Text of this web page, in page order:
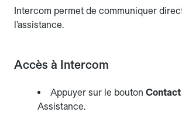
Intercom permet de communiquer
l’assistance.
Accès à Intercom
Appuyer sur le bouton Contact
Assistance.